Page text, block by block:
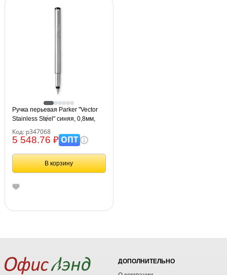
Ручка перьевая Parker "Vector
Stainless Steel" синяя, 0,8мм,
Код: р347068
5 548.76 ₽ОПТ
В корзину
ДОПОЛНИТЕЛЬНО